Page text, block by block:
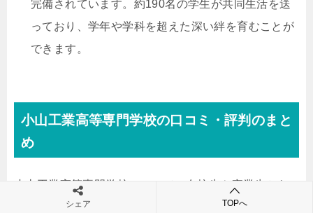
完備されています。約190名の学生が共同生活を送
っており、学年や学科を超えた深い絆を育むことが
できます。
小山工業高等専門学校の口コミ・評判のまと
め
小山工業高等専門学校について、在校生や卒業生から
は様々な声が寄せられています。ここでは、ポジティ
シェア TOPへ